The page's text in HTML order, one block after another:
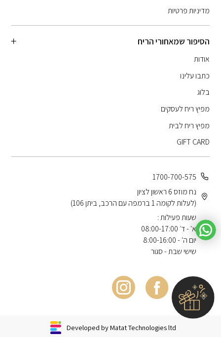
מדיניות פרטיות
הסיפור שמאחורי הריח
אודות
כתבו עלינו
בלוג
מפיץ ריח לעסקים
מפיץ ריח לבית
GIFT CARD
1700-700-575
נח מוזס 6 ראשון לציון
(לעלות לקומה 1 ברמפה עם הרכב, ביתן 106)
שעות פעילות :
א' - ד׳ 08:00-17:00
יום ה' - 8:00-16:00
שישי שבת - סגור
Developed by Matat Technologies ltd